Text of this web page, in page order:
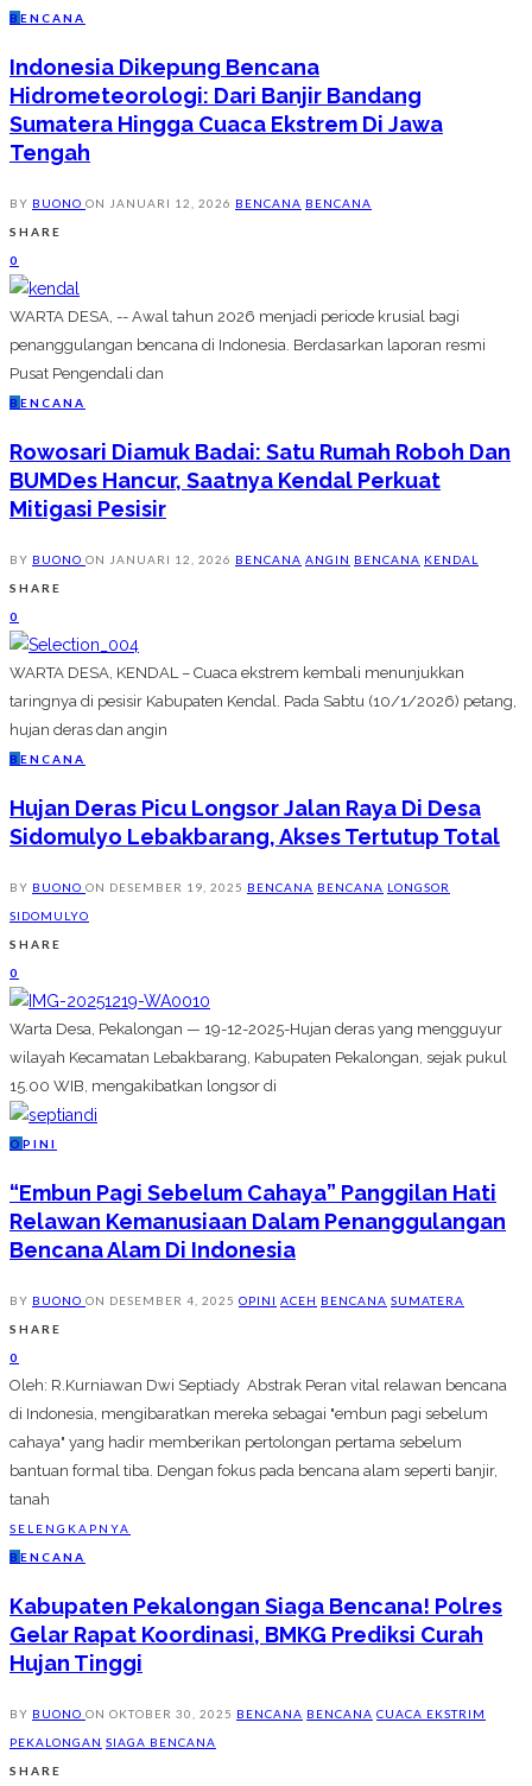
B ENCANA
Indonesia Dikepung Bencana
Hidrometeorologi: Dari Banjir Bandang
Sumatera Hingga Cuaca Ekstrem Di Jawa
Tengah
BY BUONO ON JANUARI 12, 2026 BENCANA BENCANA
SHARE
0
WARTA DESA, -- Awal tahun 2026 menjadi periode krusial bagi
penanggulangan bencana di Indonesia. Berdasarkan laporan resmi
Pusat Pengendali dan
B ENCANA
Rowosari Diamuk Badai: Satu Rumah Roboh Dan
BUMDes Hancur, Saatnya Kendal Perkuat
Mitigasi Pesisir
BY BUONO ON JANUARI 12, 2026 BENCANA ANGIN BENCANA KENDAL
SHARE
0
WARTA DESA, KENDAL – Cuaca ekstrem kembali menunjukkan
taringnya di pesisir Kabupaten Kendal. Pada Sabtu (10/1/2026) petang,
hujan deras dan angin
B ENCANA
Hujan Deras Picu Longsor Jalan Raya Di Desa
Sidomulyo Lebakbarang, Akses Tertutup Total
BY BUONO ON DESEMBER 19, 2025 BENCANA BENCANA LONGSOR
SIDOMULYO
SHARE
0
Warta Desa, Pekalongan — 19-12-2025-Hujan deras yang mengguyur
wilayah Kecamatan Lebakbarang, Kabupaten Pekalongan, sejak pukul
15.00 WIB, mengakibatkan longsor di
O PINI
“Embun Pagi Sebelum Cahaya” Panggilan Hati
Relawan Kemanusiaan Dalam Penanggulangan
Bencana Alam Di Indonesia
BY BUONO ON DESEMBER 4, 2025 OPINI ACEH BENCANA SUMATERA
SHARE
0
Oleh: R.Kurniawan Dwi Septiady Abstrak Peran vital relawan bencana
di Indonesia, mengibaratkan mereka sebagai "embun pagi sebelum
cahaya" yang hadir memberikan pertolongan pertama sebelum
bantuan formal tiba. Dengan fokus pada bencana alam seperti banjir,
tanah
SELENGKAPNYA
B ENCANA
Kabupaten Pekalongan Siaga Bencana! Polres
Gelar Rapat Koordinasi, BMKG Prediksi Curah
Hujan Tinggi
BY BUONO ON OKTOBER 30, 2025 BENCANA BENCANA CUACA EKSTRIM
PEKALONGAN SIAGA BENCANA
SHARE